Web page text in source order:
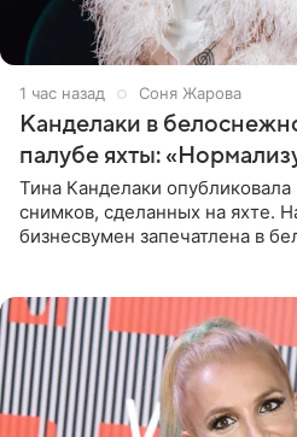
1 час назад Соня Жарова
Канделаки в
палубе яхты:
Тина Канделаки
снимков, сделанных на яхте.
бизнесвумен запечатлена в